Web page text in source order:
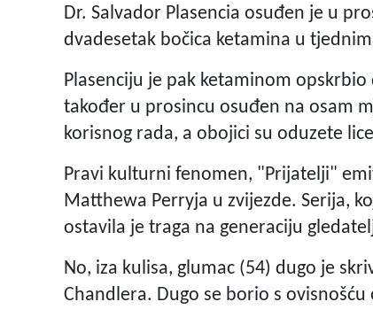
Dr. Salvador Plasencia osuđen je u
dvadesetak bočica ketamina u
Plasenciju je pak ketaminom
također u prosincu osuđen na osam
korisnog rada, a obojici su oduzete
Pravi kulturni fenomen, "Prijatelji"
Matthewa Perryja u zvijezde. Serija,
ostavila je traga na generaciju
No, iza kulisa, glumac (54) dugo je
Chandlera. Dugo se borio s